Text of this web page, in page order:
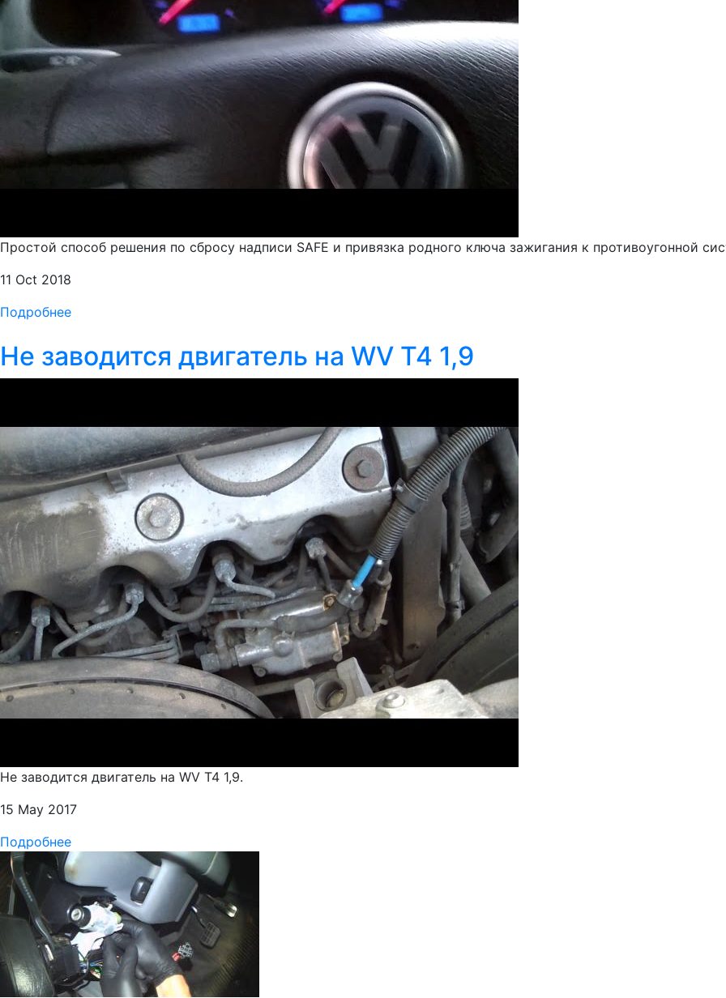
Простой способ решения по сбросу надписи SAFE и привязка родного ключа зажигания к противоугонной
11 Oct 2018
Подробнее
Не заводится двигатель на WV Т4 1,9
Не заводится двигатель на WV Т4 1,9.
15 May 2017
Подробнее